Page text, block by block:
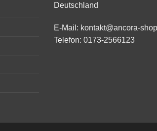
Deutschland
E-Mail: kontakt@ancora-
Telefon: 0173-2566123